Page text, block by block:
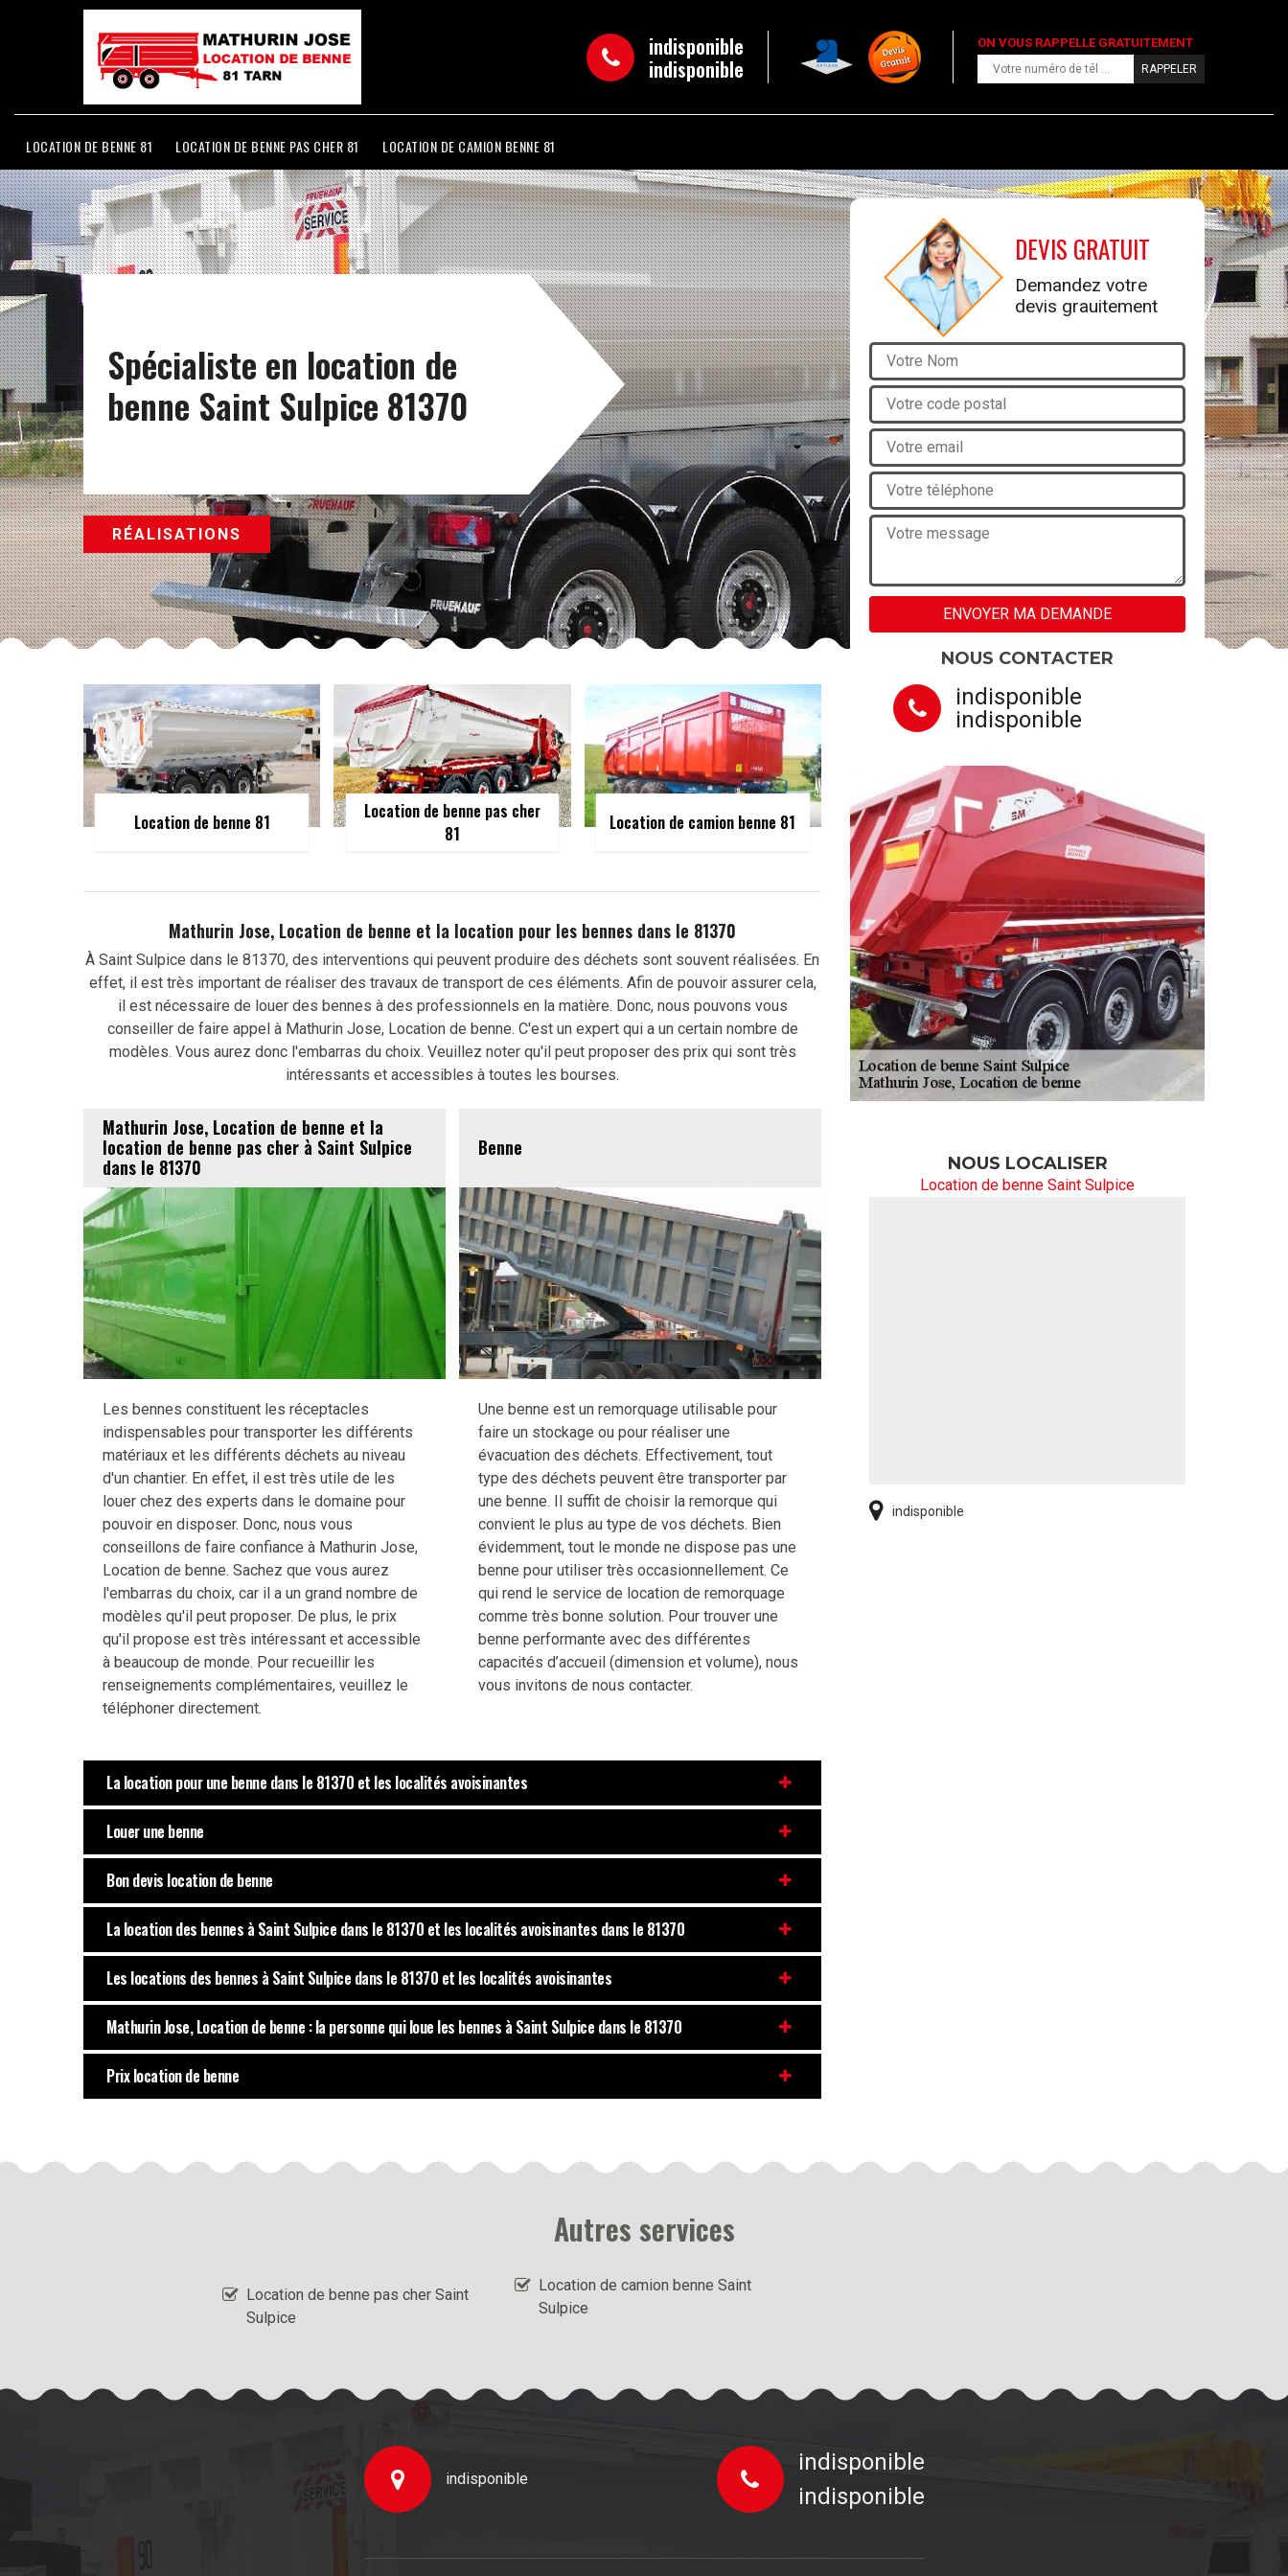
indisponible
indisponible
ON VOUS RAPPELLE GRATUITEMENT
LOCATION DE BENNE 81 LOCATION DE BENNE PAS CHER 81 LOCATION DE CAMION BENNE 81
Spécialiste en location de
benne Saint Sulpice 81370
RÉALISATIONS
Location de benne 81
Location de benne pas cher
81
Location de camion benne 81
Mathurin Jose, Location de benne et la location pour les bennes dans le 81370
À Saint Sulpice dans le 81370, des interventions qui peuvent produire des déchets sont souvent réalisées. En
effet, il est très important de réaliser des travaux de transport de ces éléments. Afin de pouvoir assurer cela,
il est nécessaire de louer des bennes à des professionnels en la matière. Donc, nous pouvons vous
conseiller de faire appel à Mathurin Jose, Location de benne. C'est un expert qui a un certain nombre de
modèles. Vous aurez donc l'embarras du choix. Veuillez noter qu'il peut proposer des prix qui sont très
intéressants et accessibles à toutes les bourses.
Mathurin Jose, Location de benne et la
location de benne pas cher à Saint Sulpice
dans le 81370
Les bennes constituent les réceptacles
indispensables pour transporter les différents
matériaux et les différents déchets au niveau
d'un chantier. En effet, il est très utile de les
louer chez des experts dans le domaine pour
pouvoir en disposer. Donc, nous vous
conseillons de faire confiance à Mathurin Jose,
Location de benne. Sachez que vous aurez
l'embarras du choix, car il a un grand nombre de
modèles qu'il peut proposer. De plus, le prix
qu'il propose est très intéressant et accessible
à beaucoup de monde. Pour recueillir les
renseignements complémentaires, veuillez le
téléphoner directement.
Benne
Une benne est un remorquage utilisable pour
faire un stockage ou pour réaliser une
évacuation des déchets. Effectivement, tout
type des déchets peuvent être transporter par
une benne. Il suffit de choisir la remorque qui
convient le plus au type de vos déchets. Bien
évidemment, tout le monde ne dispose pas une
benne pour utiliser très occasionnellement. Ce
qui rend le service de location de remorquage
comme très bonne solution. Pour trouver une
benne performante avec des différentes
capacités d’accueil (dimension et volume), nous
vous invitons de nous contacter.
La location pour une benne dans le 81370 et les localités avoisinantes
Louer une benne
Bon devis location de benne
La location des bennes à Saint Sulpice dans le 81370 et les localités avoisinantes dans le 81370
Les locations des bennes à Saint Sulpice dans le 81370 et les localités avoisinantes
Mathurin Jose, Location de benne : la personne qui loue les bennes à Saint Sulpice dans le 81370
Prix location de benne
DEVIS GRATUIT
Demandez votre
devis grauitement
NOUS CONTACTER
indisponible
indisponible
NOUS LOCALISER
Location de benne Saint Sulpice
indisponible
Autres services
Location de benne pas cher Saint
Sulpice
Location de camion benne Saint
Sulpice
indisponible
indisponible
indisponible